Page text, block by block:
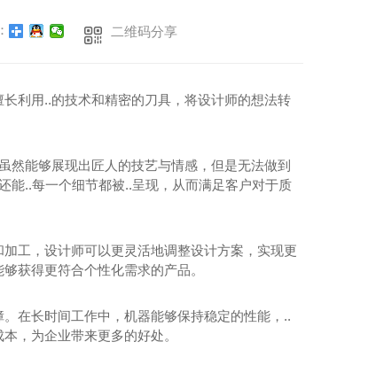
二维码分享
利用..的技术和精密的刀具，将设计师的想法转
然能够展现出匠人的技艺与情感，但是无法做到
能..每一个细节都被..呈现，从而满足客户对于质
工，设计师可以更灵活地调整设计方案，实现更
获得更符合个性化需求的产品。
在长时间工作中，机器能够保持稳定的性能，..
，为企业带来更多的好处。